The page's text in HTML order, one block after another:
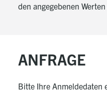
Lieferumfang
Beheizte
Schwingungsdämpfer
den angegebenen
ANFRAGE
Bitte Ihre Anmeldedaten